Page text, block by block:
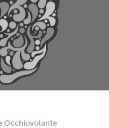
Occhiovolante